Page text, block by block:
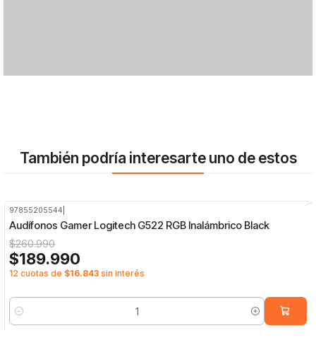
También podría interesarte uno de estos
97855205544
Audífonos Gamer Logitech G522 RGB Inalámbrico Black
$260.990
$189.990
12 cuotas de $16.843 sin interés
Cantidad